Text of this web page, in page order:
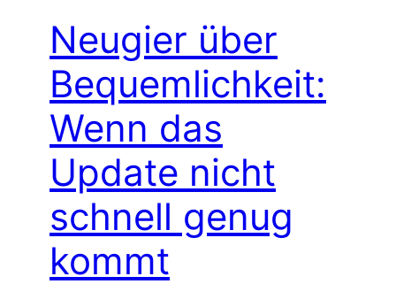
Neugier über
Bequemlichkeit:
Wenn das
Update nicht
schnell genug
kommt